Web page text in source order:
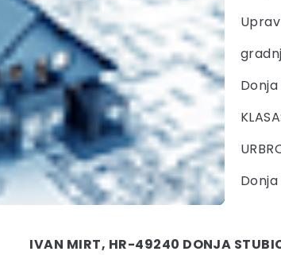
Donja
IVAN MIRT, HR-49240 DONJA